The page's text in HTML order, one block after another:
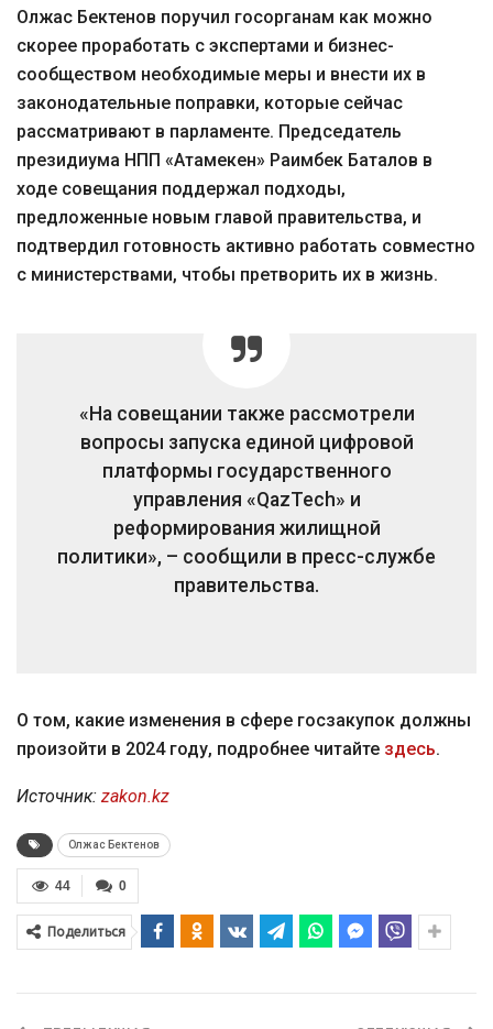
Олжас Бектенов поручил госорганам как можно
скорее проработать с экспертами и бизнес-
сообществом необходимые меры и внести их в
законодательные поправки, которые сейчас
рассматривают в парламенте. Председатель
президиума НПП «Атамекен» Раимбек Баталов в
ходе совещания поддержал подходы,
предложенные новым главой правительства, и
подтвердил готовность активно работать совместно
с министерствами, чтобы претворить их в жизнь.
«На совещании также рассмотрели
вопросы запуска единой цифровой
платформы государственного
управления «QazTech» и
реформирования жилищной
политики», – сообщили в пресс-службе
правительства.
О том, какие изменения в сфере госзакупок должны
произойти в 2024 году, подробнее читайте здесь.
Источник: zakon.kz
Олжас Бектенов
0
44
Поделиться